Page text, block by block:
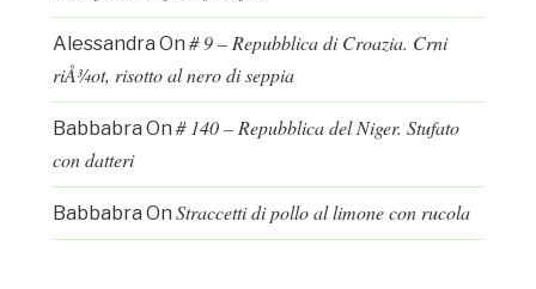
Alessandra On # 9 – Repubblica di Croazia. Crni
riÅ¾ot, risotto al nero di seppia
Babbabra On # 140 – Repubblica del Niger. Stufato
con datteri
Babbabra On Straccetti di pollo al limone con rucola